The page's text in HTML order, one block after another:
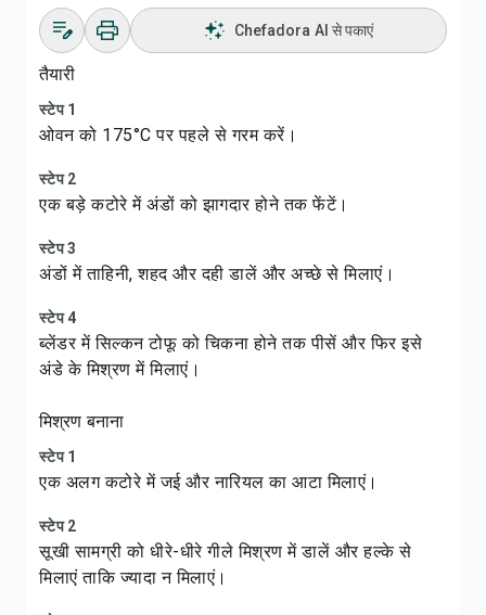
Chefadora AI से पकाएं
तैयारी
स्टेप 1
ओवन को 175°C पर पहले से गरम करें।
स्टेप 2
एक बड़े कटोरे में अंडों को झागदार होने तक फेंटें।
स्टेप 3
अंडों में ताहिनी, शहद और दही डालें और अच्छे से मिलाएं।
स्टेप 4
ब्लेंडर में सिल्कन टोफू को चिकना होने तक पीसें और फिर इसे
अंडे के मिश्रण में मिलाएं।
मिश्रण बनाना
स्टेप 1
एक अलग कटोरे में जई और नारियल का आटा मिलाएं।
स्टेप 2
सूखी सामग्री को धीरे-धीरे गीले मिश्रण में डालें और हल्के से
मिलाएं ताकि ज्यादा न मिलाएं।